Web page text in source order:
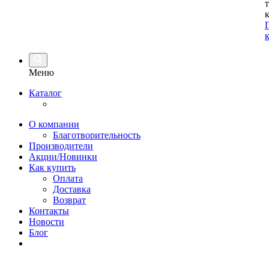
Меню
Каталог
О компании
Благотворительность
Производители
Акции/Новинки
Как купить
Оплата
Доставка
Возврат
Контакты
Новости
Блог